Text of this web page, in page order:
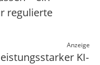
regulierte
Anzeige
KI-